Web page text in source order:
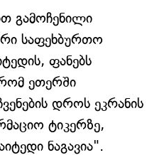
გამოჩენილი
საფეხბურთო
ფანებს
ეთერში
დროს ეკრანის
ტიკერზე,
ნაგავია".